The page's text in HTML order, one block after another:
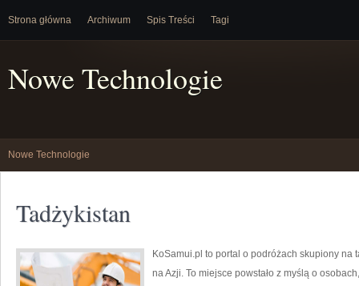
Strona główna Archiwum Spis Treści Tagi
Nowe Technologie
Nowe Technologie
Tadżykistan
KoSamui.pl to portal o podróżach skupiony na
na Azji. To miejsce powstało z myślą o